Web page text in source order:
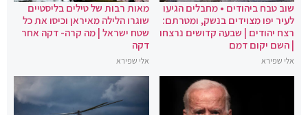
שוב טבח ביהודים • מחבלים הגיעו
לעיר יפו מצוידים בנשק, ומטרתם:
רצח יהודים | שבעה קדושים נרצחו
| השם יקום דמם
אלי שפירא
מאות רבות של טילים בליסטיים
שוגרו הלילה מאיראן וכיסו את כל
שטח ישראל | מה קרה- דקה אחר
דקה
אלי שפירא